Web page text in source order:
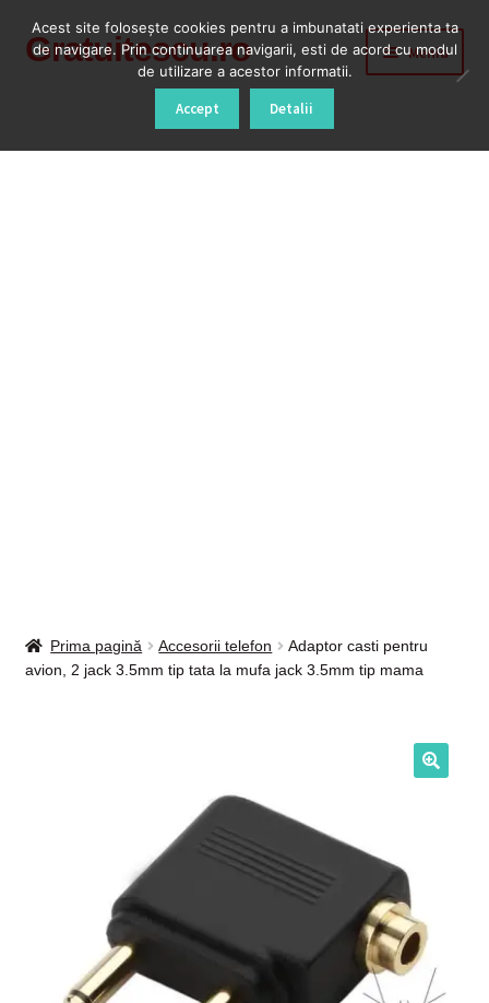
Sari
Sari
Gratuitescu.ro Meniu
Politica de utilizare cookie
Prima pagină Accesorii telefon
Adaptor casti pentru
avion, 2 jack 3.5mm tip tata la mufa jack 3.5mm tip mama
Acest site foloseşte cookies pentru a imbunatati experienta ta
de navigare. Prin continuarea navigarii, esti de acord cu modul
de utilizare a acestor informatii.
Accept Detalii